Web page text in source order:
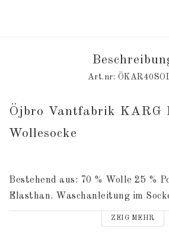
Art.nr:
Öjbro Vantfabrik KARG
Wollesocke
Bestehend aus: 70 % Wolle 25 %
Elasthan. Waschanleitung im
ZEIG MEHR